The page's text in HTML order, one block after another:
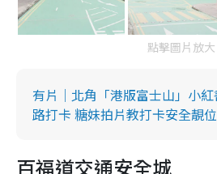
點擊圖片放大
有片｜北角「港版富士山」小
路打卡 糖妹拍片教打卡安全靚位
百福道交通安全城